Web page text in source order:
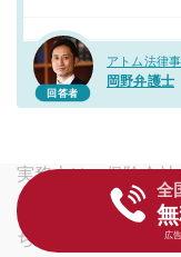
回答者
アトム法律
岡野弁護士
実務上は、保険会
質問する
医療照会と
ち切りを判断するこ
全
広